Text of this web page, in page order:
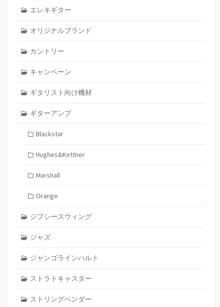
エレキギター
オリジナルブランド
カントリー
キャンペーン
ギタリスト向け機材
ギターアンプ
Blackstar
Hughes&Kettner
Marshall
Orange
ジプシースウィング
ジャズ
ジャンゴラインハルト
ストラトキャスター
ストリングベンダー